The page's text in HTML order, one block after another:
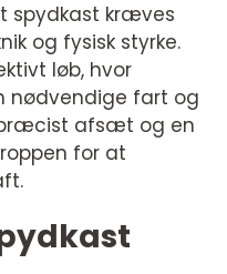
spydkast kræves
og fysisk styrke.
løb, hvor
nødvendige fart og
afsæt og en
for at